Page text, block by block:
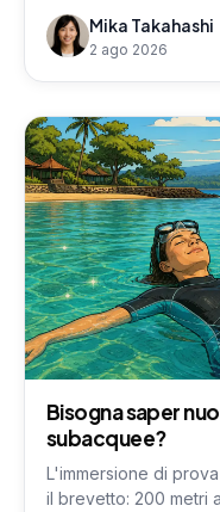
Mika Takahashi
2 ago 2026
Bisogna saper
subacquee?
L'immersione di
il brevetto: 200 metri